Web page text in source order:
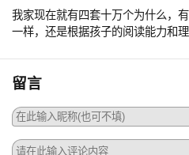
我家现在就有四套十万个为什么，
一样，还是根据孩子的阅读能力和
留言